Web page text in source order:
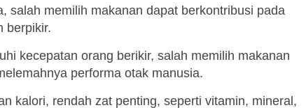
salah memilih makanan dapat berkontribusi pada
berpikir.
kecepatan orang berikir, salah memilih makanan
performa otak manusia.
kalori, rendah zat penting, seperti vitamin, mineral,